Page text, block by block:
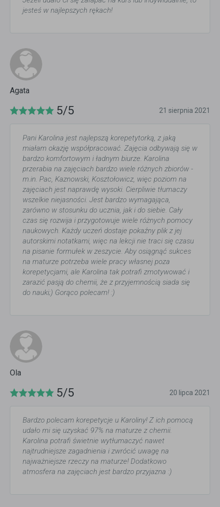
jesteś w najlepszych rękach!
Agata
5/5 21 sierpnia 2021
Pani Karolina jest najlepszą korepetytorką, z jaką
miałam okazję współpracować. Zajęcia odbywają się w
bardzo komfortowym i ładnym biurze. Karolina
przerabia na zajęciach bardzo wiele różnych zbiorów -
m.in. Pac, Kaznowski, Kosztołowicz, więc poziom na
zajęciach jest naprawdę wysoki. Cierpliwie tłumaczy
wszelkie niejasności. Jest bardzo wymagająca,
zarówno w stosunku do ucznia, jak i do siebie. Cały
czas się rozwija i przygotowuje wiele różnych pomocy
naukowych. Każdy uczeń dostaje pokaźny plik z jej
autorskimi notatkami, więc na lekcji nie traci się czasu
na pisanie formułek w zeszycie. Aby osiągnąć sukces
na maturze potrzeba wiele pracy własnej poza
korepetycjami, ale Karolina tak potrafi zmotywować i
zarazić pasją do chemii, że z przyjemnością siada się
do nauki;) Gorąco polecam! :)
Ola
5/5 20 lipca 2021
Bardzo polecam korepetycje u Karoliny! Z ich pomocą
udało mi się uzyskać 97% na maturze z chemii.
Karolina potrafi świetnie wytłumaczyć nawet
najtrudniejsze zagadnienia i zwrócić uwagę na
najważniejsze rzeczy na maturze! Dodatkowo
atmosfera na zajęciach jest bardzo przyjazna :)